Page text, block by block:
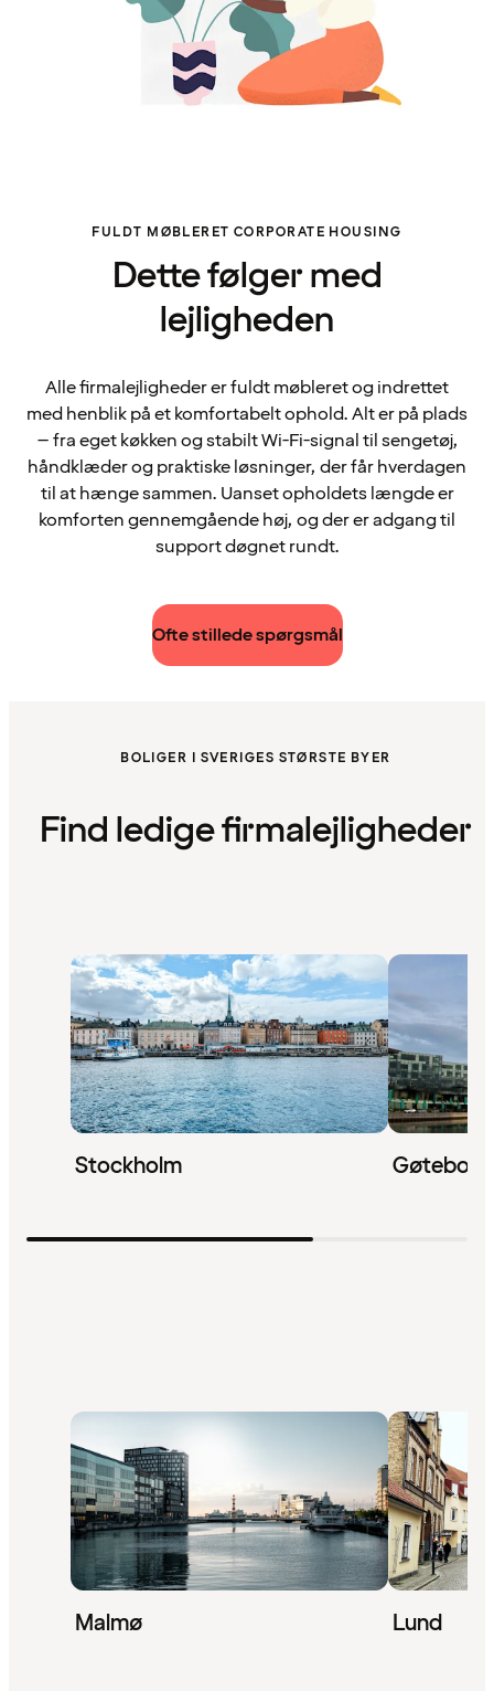
FULDT MØBLERET CORPORATE HOUSING
Dette følger med
lejligheden
Alle firmalejligheder er fuldt møbleret og indrettet
med henblik på et komfortabelt ophold. Alt er på plads
– fra eget køkken og stabilt Wi-Fi-signal til sengetøj,
håndklæder og praktiske løsninger, der får hverdagen
til at hænge sammen. Uanset opholdets længde er
komforten gennemgående høj, og der er adgang til
support døgnet rundt.
Ofte stillede spørgsmål
BOLIGER I SVERIGES STØRSTE BYER
Find ledige firmalejligheder
Stockholm Gøteborg
Malmø Lund